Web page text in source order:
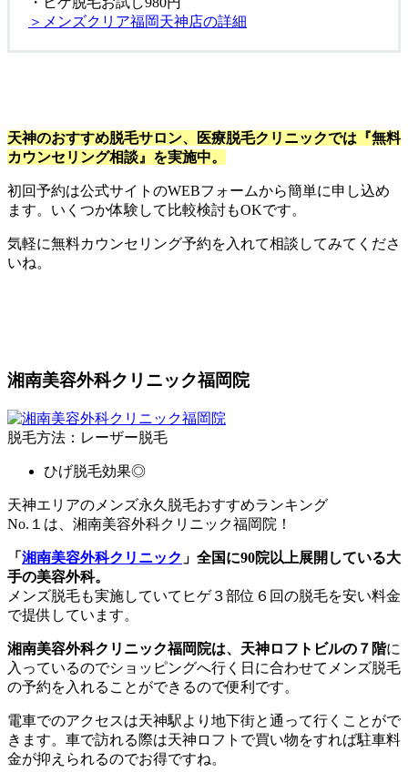
＞メンズクリア福岡天神店の詳細
天神のおすすめ脱毛サロン、医療脱毛クリニックでは『無料
カウンセリング相談』を実施中。
初回予約は公式サイトのWEBフォームから簡単に申し込め
ます。いくつか体験して比較検討もOKです。
気軽に無料カウンセリング予約を入れて相談してみてくださ
いね。
湘南美容外科クリニック福岡院
脱毛方法：レーザー脱毛
ひげ脱毛効果◎
天神エリアのメンズ永久脱毛おすすめランキング
No.１は、湘南美容外科クリニック福岡院！
「 湘南美容外科クリニック 」全国に90院以上展開している大
手の美容外科。
メンズ脱毛も実施していてヒゲ３部位６回の脱毛を安い料金
で提供しています。
湘南美容外科クリニック福岡院は、天神ロフトビルの７階に
入っているのでショッピングへ行く日に合わせてメンズ脱毛
の予約を入れることができるので便利です。
電車でのアクセスは天神駅より地下街と通って行くことがで
きます。車で訪れる際は天神ロフトで買い物をすれば駐車料
金が抑えられるのでお得ですね。